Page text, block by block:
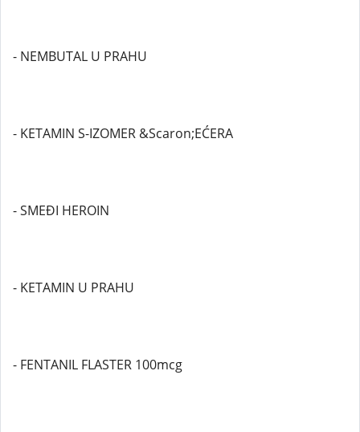
- NEMBUTAL U PRAHU
- KETAMIN S-IZOMER &Scaron;EĆERA
- SMEĐI HEROIN
- KETAMIN U PRAHU
- FENTANIL FLASTER 100mcg